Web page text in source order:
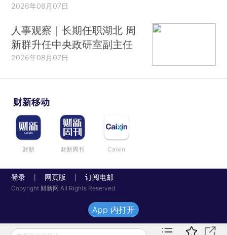
2026年08月07日
人事观察｜长期任职湖北 周
新群升任中央政研室副主任
2026年08月07日
财新移动
财新 财新周刊 Caixin
登录 网页版 订阅电邮
Copyright 财新网 All Rights Reserved
App 内打开